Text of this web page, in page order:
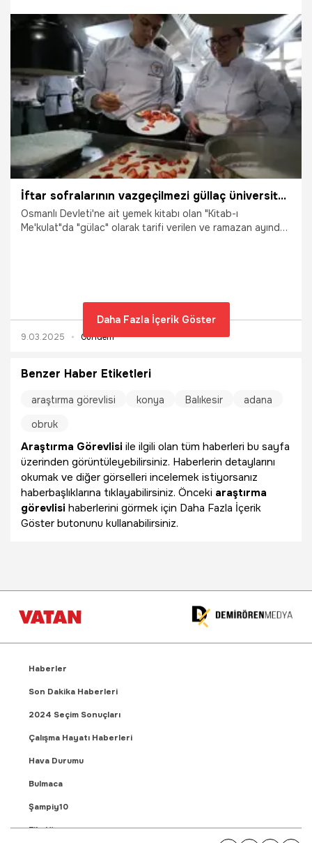
25.03.2025 Adana
İftar sofralarının vazgeçilmezi güllaç üniversitede ders oldu! 'Hazırlığını ve sunumunu farklı tatlarla birleştirdik'
Osmanlı Devleti'ne ait yemek kitabı olan "Kitab-ı
Me'kulat"da "gülac" olarak tarifi verilen ve ramazan ayında
9.03.2025 Gündem
Daha Fazla İçerik Göster
Benzer Haber Etiketleri
araştırma görevlisi konya Balıkesir
adana
obruk
Araştırma Görevlisi ile ilgili olan tüm haberleri bu sayfa
üzerinden görüntüleyebilirsiniz. Haberlerin detaylarını
okumak ve diğer görselleri incelemek istiyorsanız
haberbaşlıklarına tıklayabilirsiniz. Önceki araştırma
görevlisi haberlerini görmek için Daha Fazla İçerik
Göster butonunu kullanabilirsiniz.
Haberler
Son Dakika Haberleri
2024 Seçim Sonuçları
Çalışma Hayatı Haberleri
Hava Durumu
Bulmaca
Şampiy10
Fikstür